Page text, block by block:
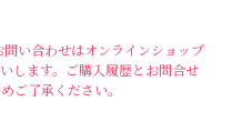
い合わせはオンラインショップ
します。 ご購入履歴とお問合せ
ご了承ください。